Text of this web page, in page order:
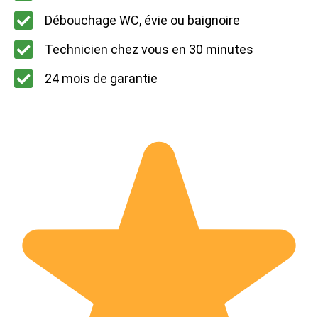
Débouchage WC, évie ou baignoire
Technicien chez vous en 30 minutes
24 mois de garantie